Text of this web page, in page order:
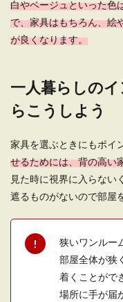
白やベージュといった色
で、家具はもちろん、絵
が良くなります。
一人暮らしの
らこうしよう
家具を選ぶときにもポイ
せるためには、背の高い
見た時に視界に入らない
遮るものがないので部屋
狭いワンルー
部屋全体が狭
着くことがで
場所に手が届